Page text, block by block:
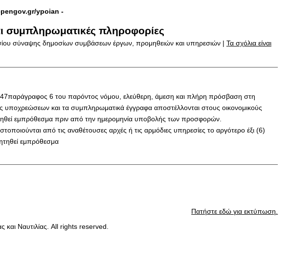
ypoian -
συμπληρωματικές πληροφορίες
σύναψης δημοσίων συμβάσεων έργων, προμηθειών και υπηρεσιών | Τα σχόλια είναι
47παράγραφος 6 του παρόντος νόμου, ελεύθερη, άμεση και πλήρη πρόσβαση στη
και τα συμπληρωματικά έγγραφα αποστέλλονται στους οικονομικούς
εμπρόθεσμα πριν από την ημερομηνία υποβολής των προσφορών.
από τις αναθέτουσες αρχές ή τις αρμόδιες υπηρεσίες το αργότερο έξι (6)
εμπρόθεσμα
Πατήστε εδώ για εκτύπωση.
και Ναυτιλίας. All rights reserved.